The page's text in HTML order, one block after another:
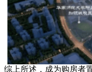
综上所述，成为购房者